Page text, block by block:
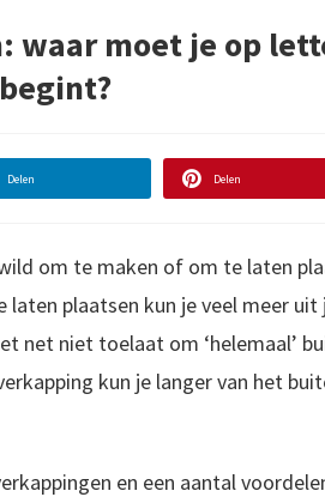
waar moet je op
begint?
Delen Delen
om te maken of om te laten
plaatsen kun je veel meer uit
net niet toelaat om ‘helemaal’
kun je langer van het
en een aantal